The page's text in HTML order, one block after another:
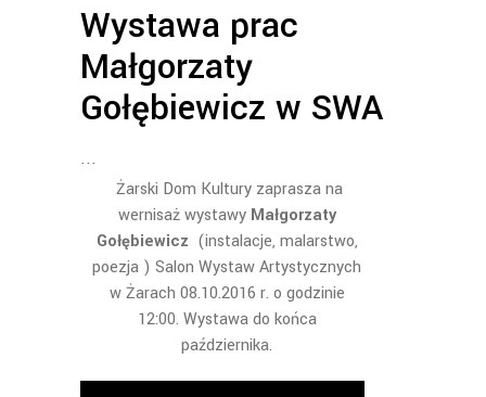
Wystawa prac
Małgorzaty
Gołębiewicz w SWA
Żarski Dom Kultury zaprasza na
wernisaż wystawy Małgorzaty
Gołębiewicz (instalacje, malarstwo,
poezja ) Salon Wystaw Artystycznych
w Żarach 08.10.2016 r. o godzinie
12:00. Wystawa do końca
października.